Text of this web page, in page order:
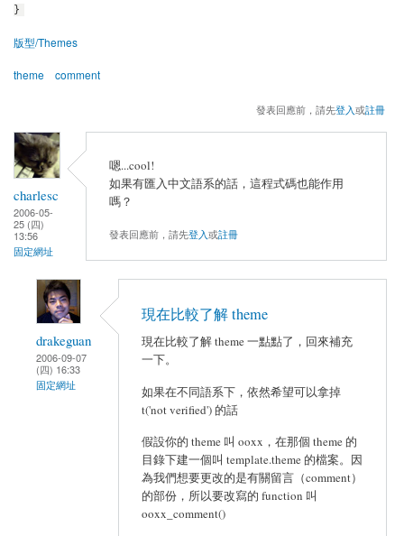
}
版型/Themes
theme comment
發表回應前，請先登入或註冊
charlesc
2006-05-
25 (四)
13:56
固定網址
嗯...cool!
如果有匯入中文語系的話，這程式碼也能作用
嗎？
發表回應前，請先登入或註冊
drakeguan
2006-09-07
(四) 16:33
固定網址
現在比較了解 theme
現在比較了解 theme 一點點了，回來補充
一下。
如果在不同語系下，依然希望可以拿掉
t('not verified') 的話
假設你的 theme 叫 ooxx，在那個 theme 的
目錄下建一個叫 template.theme 的檔案。因
為我們想要更改的是有關留言（comment）
的部份，所以要改寫的 function 叫
ooxx_comment()